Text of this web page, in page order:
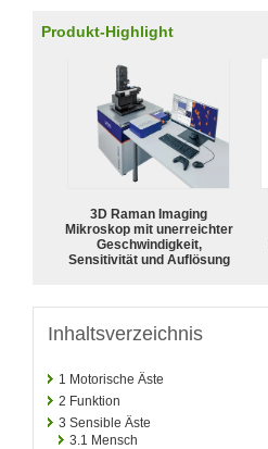
Produkt-Highlight
3D Raman Imaging
Mikroskop mit unerreichter
Geschwindigkeit,
Sensitivität und Auflösung
Inhaltsverzeichnis
1 Motorische Äste
2 Funktion
3 Sensible Äste
3.1 Mensch